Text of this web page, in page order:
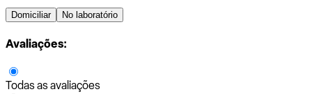
Domiciliar No laboratório
Avaliações:
Todas as avaliações